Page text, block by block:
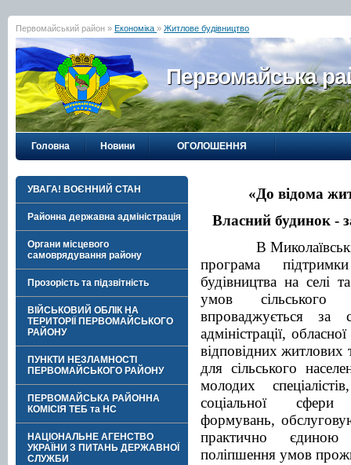
Первомайський район » Економіка » Житлове будівництво
Первомайська
Головна Новини ОГОЛОШЕННЯ
УВАГА! ВОЄННИЙ СТАН
Районна державна адміністрація
Органи місцевого
самоврядування району
Прозорість та підзвітність
ВІЙСЬКОВИЙ ОБЛІК НА
ТЕРИТОРІЇ ПЕРВОМАЙСЬКОГО
РАЙОНУ
ПУНКТИ НЕЗЛАМНОСТІ
ПЕРВОМАЙСЬКОГО РАЙОНУ
ПЕРВОМАЙСЬКА РАЙОННА
КОМІСІЯ ТЕБ та НС
НАЦІОНАЛЬНЕ АГЕНСТВО
УКРАЇНИ З ПИТАНЬ ДЕРЖАВНОЇ
СЛУЖБИ
«До відома
Власний будинок -
В Миколаївсь
програма
будівництва на селі
умов
впроваджується за
адміністрації,
відповідних житлових
для сільського
молодих
соціальної сфери
формувань,
практично
поліпшення умов